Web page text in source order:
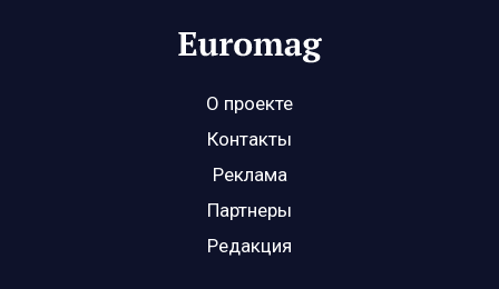
О проекте
Контакты
Реклама
Партнеры
Редакция